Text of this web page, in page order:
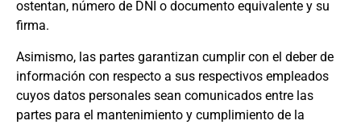
ostentan, número de DNI o documento equivalente y su
firma.
Asimismo, las partes garantizan cumplir con el deber de
información con respecto a sus respectivos empleados
cuyos datos personales sean comunicados entre las
partes para el mantenimiento y cumplimiento de la